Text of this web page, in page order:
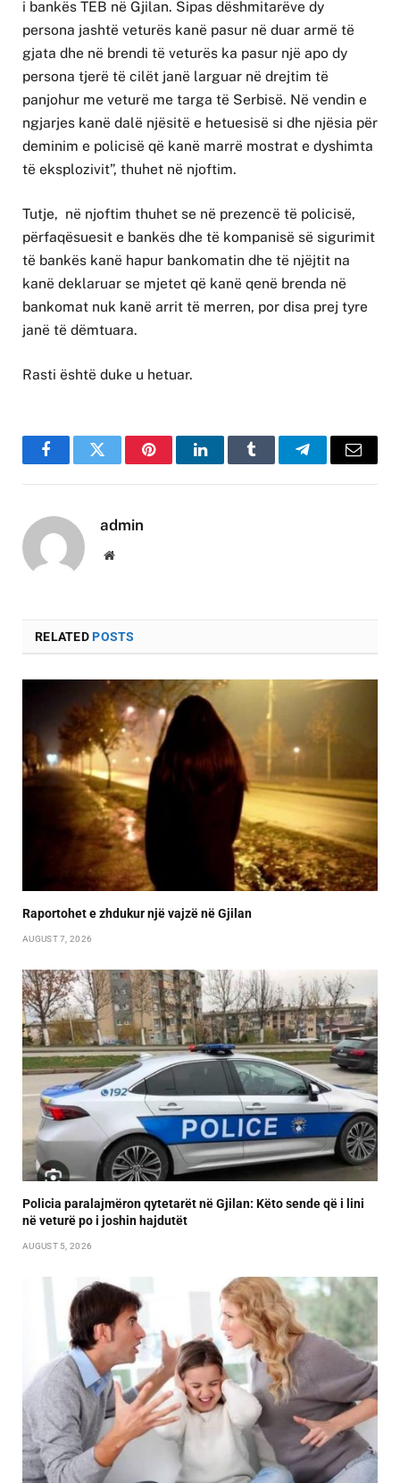
i bankës TEB në Gjilan. Sipas dëshmitarëve dy
persona jashtë veturës kanë pasur në duar armë të
gjata dhe në brendi të veturës ka pasur një apo dy
persona tjerë të cilët janë larguar në drejtim të
panjohur me veturë me targa të Serbisë. Në vendin e
ngjarjes kanë dalë njësitë e hetuesisë si dhe njësia për
deminim e policisë që kanë marrë mostrat e dyshimta
të eksplozivit”, thuhet në njoftim.
Tutje, në njoftim thuhet se në prezencë të policisë,
përfaqësuesit e bankës dhe të kompanisë së sigurimit
të bankës kanë hapur bankomatin dhe të njëjtit na
kanë deklaruar se mjetet që kanë qenë brenda në
bankomat nuk kanë arrit të merren, por disa prej tyre
janë të dëmtuara.
Rasti është duke u hetuar.
FacebookTwitter PinterestLinkedInTumblr TelegramEmail
admin
Website
RELATEDPOSTS
Raportohet e zhdukur një vajzë në Gjilan
AUGUST 7, 2026
Policia paralajmëron qytetarët në Gjilan: Këto sende që i lini
në veturë po i joshin hajdutët
AUGUST 5, 2026